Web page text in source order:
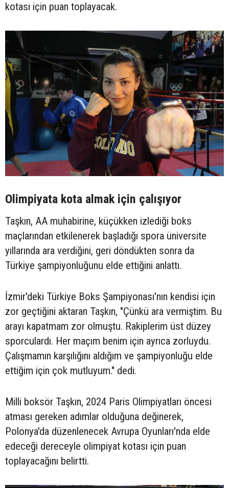
kotası için puan toplayacak.
Olimpiyata kota almak için çalışıyor
Taşkın, AA muhabirine, küçükken izlediği boks
maçlarından etkilenerek başladığı spora üniversite
yıllarında ara verdiğini, geri döndükten sonra da
Türkiye şampiyonluğunu elde ettiğini anlattı.
İzmir'deki Türkiye Boks Şampiyonası'nın kendisi için
zor geçtiğini aktaran Taşkın, "Çünkü ara vermiştim. Bu
arayı kapatmam zor olmuştu. Rakiplerim üst düzey
sporculardı. Her maçım benim için ayrıca zorluydu.
Çalışmamın karşılığını aldığım ve şampiyonluğu elde
ettiğim için çok mutluyum." dedi.
Milli boksör Taşkın, 2024 Paris Olimpiyatları öncesi
atması gereken adımlar olduğuna değinerek,
Polonya'da düzenlenecek Avrupa Oyunları'nda elde
edeceği dereceyle olimpiyat kotası için puan
toplayacağını belirtti.